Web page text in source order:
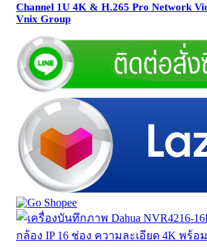
Channel 1U 4K & H.265 Pro Network
Vnix Group